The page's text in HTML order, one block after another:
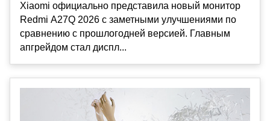
Xiaomi официально представила новый монитор
Redmi A27Q 2026 с заметными улучшениями по
сравнению с прошлогодней версией. Главным
апгрейдом стал диспл...